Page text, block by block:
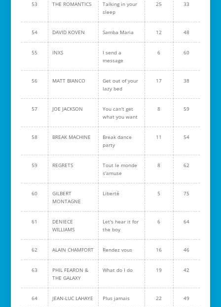
53 THE ROMANTICS
Talking in your
sleep
25 33
54 DAVID KOVEN Samba Maria 12 48
55 INXS
I send a
message
6 60
56 MATT BIANCO
Get out of your
lazy bed
17 38
57 JOE JACKSON
You can't get
what you want
8 59
58 BREAK MACHINE
Break dance
party
11 54
59 REGRETS
Tout le monde
s'amuse
8 62
60
GILBERT
MONTAGNE
Liberté 5 75
61
DENIECE
WILLIAMS
Let's hear it for
the boy
6 64
62 ALAIN CHAMFORT Rendez vous 16 46
63
PHIL FEARON &
THE GALAXY
What do I do 19 42
64 JEAN-LUC LAHAYE Plus jamais 22 49